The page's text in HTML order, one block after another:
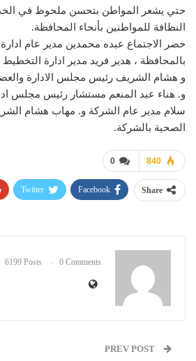
حتي يشعر المواطن بتحسن ملحوظ في
النظافة للمواطنين بأنحاء المحافظة.
حضر الاجتماع عبده محمدين مدير عام ادارة
بالمحافظة ، هدير فريد مدير ادارة
و هشام الشريف رئيس مجلس الادارة
و. هناء عبد المنعم مستشار رئيس مجلس
سلام مدير عام الشركة و. مهاب هشام
الصحية بالشركة.
0 840
Share
Facebook
Twitter
6199 Posts 0 Comments